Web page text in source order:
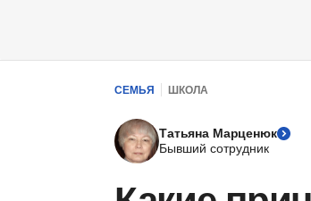
СЕМЬЯ ШКОЛА
Татьяна Марценюк
Бывший сотрудник